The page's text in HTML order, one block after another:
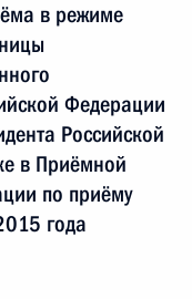
в режиме
Федерации
Российской
в Приёмной
по приёму
года